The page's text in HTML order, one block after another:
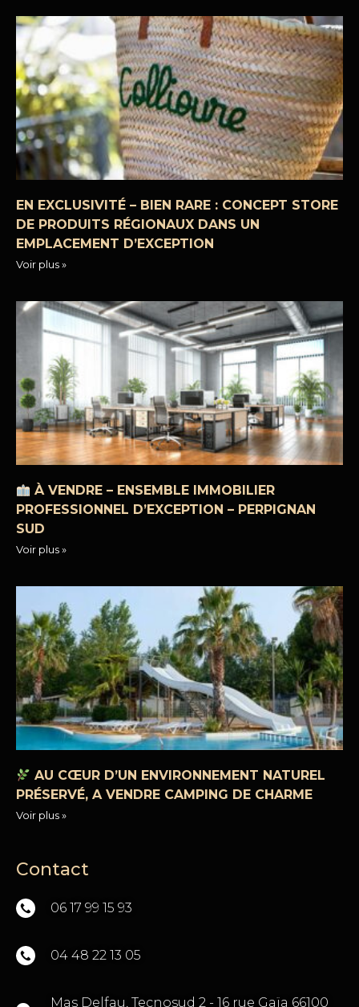
EN EXCLUSIVITÉ – BIEN RARE : CONCEPT STORE
DE PRODUITS RÉGIONAUX DANS UN
EMPLACEMENT D’EXCEPTION
Voir plus »
À VENDRE – ENSEMBLE IMMOBILIER
PROFESSIONNEL D’EXCEPTION – PERPIGNAN
SUD
Voir plus »
AU CŒUR D’UN ENVIRONNEMENT NATUREL
PRÉSERVÉ, A VENDRE CAMPING DE CHARME
Voir plus »
Contact
06 17 99 15 93
04 48 22 13 05
Mas Delfau, Tecnosud 2 - 16 rue Gaïa 66100